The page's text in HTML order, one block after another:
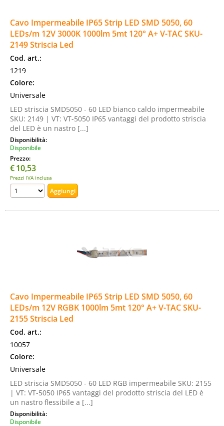
Cavo Impermeabile IP65 Strip LED SMD 5050, 60
LEDs/m 12V 3000K 1000lm 5mt 120° A+ V-TAC SKU-
2149 Striscia Led
Cod. art.:
1219
Colore:
Universale
LED striscia SMD5050 - 60 LED bianco caldo impermeabile
SKU: 2149 | VT: VT-5050 IP65 vantaggi del prodotto striscia
del LED è un nastro [...]
Disponibilità:
Disponibile
Prezzo:
€10,53
Prezzi IVA inclusa
Cavo Impermeabile IP65 Strip LED SMD 5050, 60
LEDs/m 12V RGBK 1000lm 5mt 120° A+ V-TAC SKU-
2155 Striscia Led
Cod. art.:
10057
Colore:
Universale
LED striscia SMD5050 - 60 LED RGB impermeabile SKU: 2155
| VT: VT-5050 IP65 vantaggi del prodotto striscia del LED è
un nastro flessibile a [...]
Disponibilità:
Disponibile